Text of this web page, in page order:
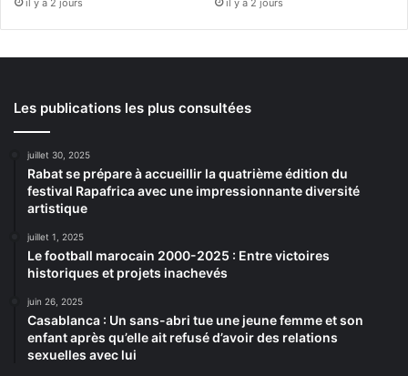
il y a 2 jours il y a 2 jours
Les publications les plus consultées
juillet 30, 2025
Rabat se prépare à accueillir la quatrième édition du
festival Rapafrica avec une impressionnante diversité
artistique
juillet 1, 2025
Le football marocain 2000-2025 : Entre victoires
historiques et projets inachevés
juin 26, 2025
Casablanca : Un sans-abri tue une jeune femme et son
enfant après qu’elle ait refusé d’avoir des relations
sexuelles avec lui